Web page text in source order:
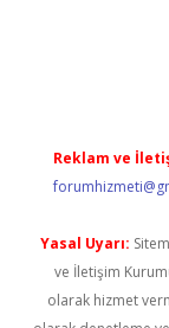
Reklam ve
Yasal Uyarı:
ve İletişim
olarak hizmet